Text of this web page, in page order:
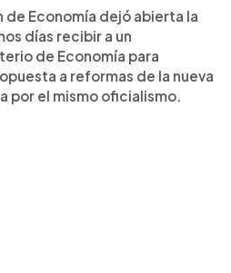
de Economía dejó abierta la
días recibir a un
de Economía para
a reformas de la nueva
por el mismo oficialismo.